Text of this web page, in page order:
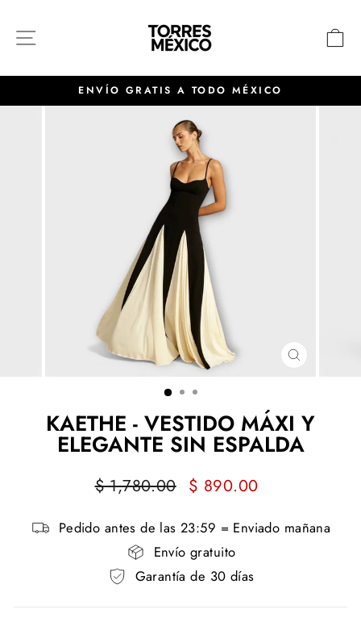
directamente
diapositivas
pausa
ENVÍO GRATIS A TODO MÉXICO
CERRAR
KAETHE - VESTIDO MÁXI Y
ELEGANTE SIN ESPALDA
Precio
$ 1,780.00
Precio
oferta
$ 890.00
Pedido antes de las 23:59 = Enviado mañana
Envío gratuito
Garantía de 30 días